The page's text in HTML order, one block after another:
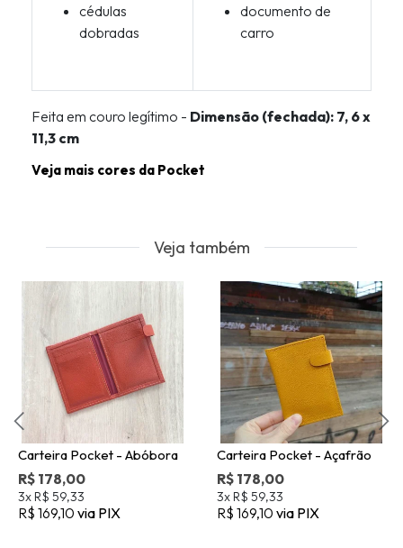
cédulas
dobradas
documento de
carro
Feita em couro legítimo - Dimensão (fechada): 7, 6 x
11,3 cm
Veja mais cores da Pocket
Veja também
Carteira Pocket - Abóbora
R$ 178,00
3x R$ 59,33
R$ 169,10 via PIX
Carteira Pocket - Açafrão
R$ 178,00
3x R$ 59,33
R$ 169,10 via PIX